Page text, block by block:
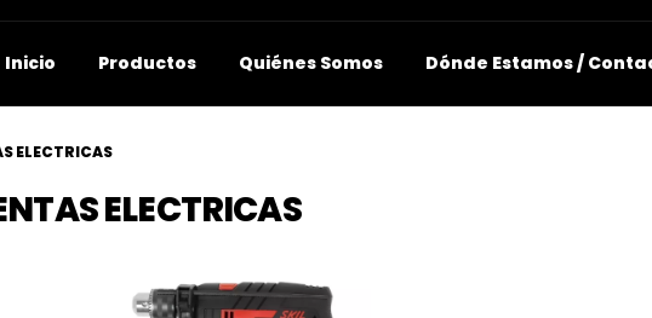
Inicio Productos Quiénes Somos Dónde Estamos /
ELECTRICAS
ELECTRICAS